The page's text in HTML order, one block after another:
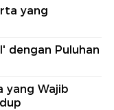
yang
dengan Puluhan
yang Wajib